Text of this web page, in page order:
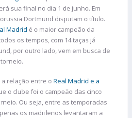
sua final no dia 1 de junho. Em
Dortmund disputam o título.
Madrid é o maior campeão da
os tempos, com 14 taças já
por outro lado, vem em busca de
relação entre o Real Madrid e a
o clube foi o campeão das cinco
Ou seja, entre as temporadas
os madrileños levantaram a